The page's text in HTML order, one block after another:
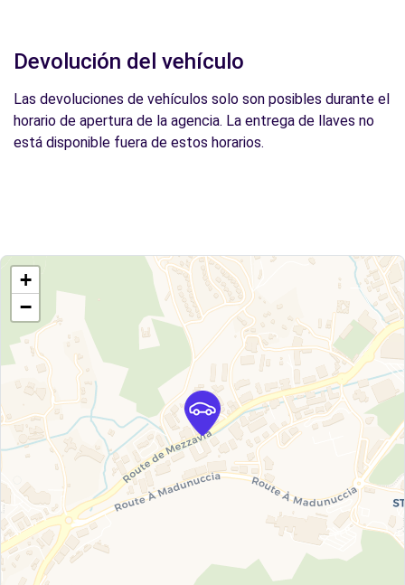
Devolución del vehículo
Las devoluciones de vehículos solo son posibles durante el
horario de apertura de la agencia. La entrega de llaves no
está disponible fuera de estos horarios.
+
−